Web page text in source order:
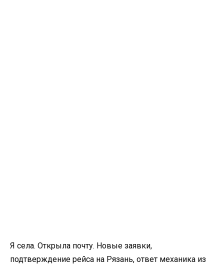
Я села. Открыла почту. Новые заявки,
подтверждение рейса на Рязань, ответ механика из